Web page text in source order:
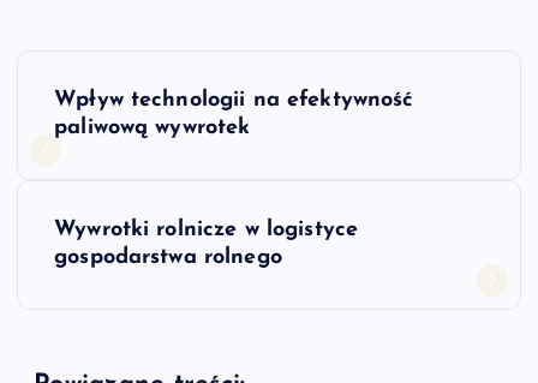
N
a
Wpływ technologii na efektywność
paliwową wywrotek
Wywrotki rolnicze w logistyce
gospodarstwa rolnego